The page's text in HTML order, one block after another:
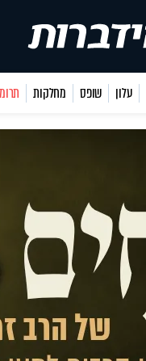
עלון שופס מחלקות